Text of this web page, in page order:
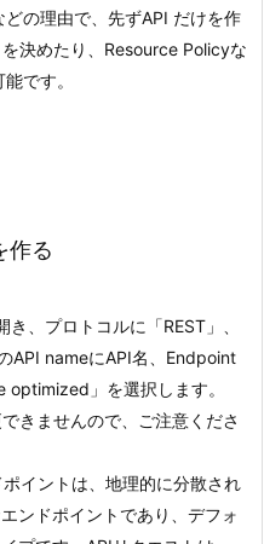
の理由で、先ずAPI だけを作
決めたり、Resource Policyな
です。
作る
、プロトコルに「REST」、
API nameにAPI名、Endpoint
」を選択します。
きませんので、ご注意くださ
イントは、地理的に分散され
ンドポイントであり、デフォ